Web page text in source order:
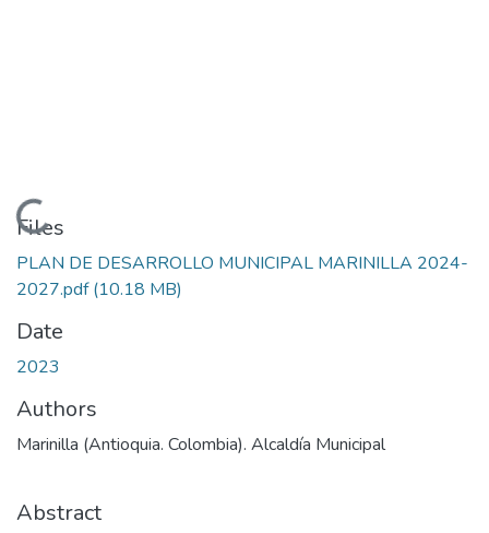
Loading...
Files
PLAN DE DESARROLLO MUNICIPAL MARINILLA 2024-
2027.pdf(10.18 MB)
Date
2023
Authors
Marinilla (Antioquia. Colombia). Alcaldía Municipal
Abstract